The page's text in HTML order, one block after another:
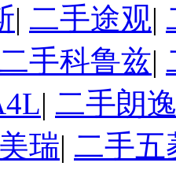
| 二手途观|
二手科鲁兹|
| 二手朗
瑞| 二手五